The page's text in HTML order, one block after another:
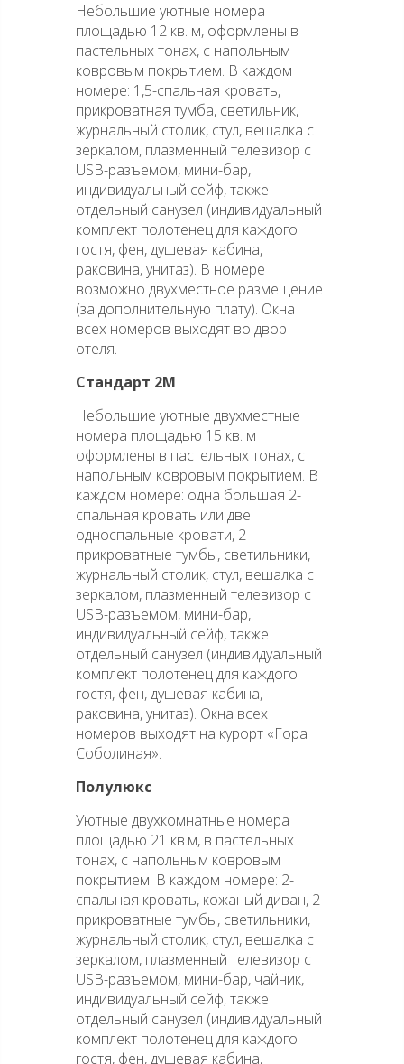
Небольшие уютные номера
площадью 12 кв. м, оформлены в
пастельных тонах, с напольным
ковровым покрытием. В каждом
номере: 1,5-спальная кровать,
прикроватная тумба, светильник,
журнальный столик, стул, вешалка с
зеркалом, плазменный телевизор с
USB-разъемом, мини-бар,
индивидуальный сейф, также
отдельный санузел (индивидуальный
комплект полотенец для каждого
гостя, фен, душевая кабина,
раковина, унитаз). В номере
возможно двухместное размещение
(за дополнительную плату). Окна
всех номеров выходят во двор
отеля.
Стандарт 2М
Небольшие уютные двухместные
номера площадью 15 кв. м
оформлены в пастельных тонах, с
напольным ковровым покрытием. В
каждом номере: одна большая 2-
спальная кровать или две
односпальные кровати, 2
прикроватные тумбы, светильники,
журнальный столик, стул, вешалка с
зеркалом, плазменный телевизор с
USB-разъемом, мини-бар,
индивидуальный сейф, также
отдельный санузел (индивидуальный
комплект полотенец для каждого
гостя, фен, душевая кабина,
раковина, унитаз). Окна всех
номеров выходят на курорт «Гора
Соболиная».
Полулюкс
Уютные двухкомнатные номера
площадью 21 кв.м, в пастельных
тонах, с напольным ковровым
покрытием. В каждом номере: 2-
спальная кровать, кожаный диван, 2
прикроватные тумбы, светильники,
журнальный столик, стул, вешалка с
зеркалом, плазменный телевизор с
USB-разъемом, мини-бар, чайник,
индивидуальный сейф, также
отдельный санузел (индивидуальный
комплект полотенец для каждого
гостя, фен, душевая кабина,